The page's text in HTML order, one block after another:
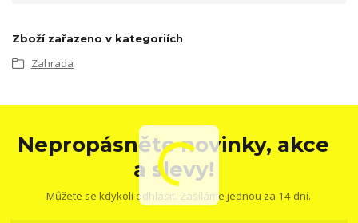
Zboží zařazeno v kategoriích
Zahrada
Nepropásněte novinky, akce
a slevy!
Můžete se kdykoli odhlásit. Zasíláme jednou za 14 dní.